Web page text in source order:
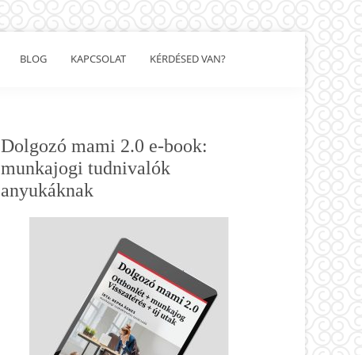
BLOG KAPCSOLAT KÉRDÉSED VAN?
Elsődleges
oldalsáv
Dolgozó mami 2.0 e-book:
munkajogi tudnivalók
anyukáknak